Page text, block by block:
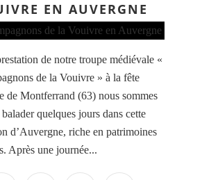
EN AUVERGNE
de notre troupe médiévale «
de la Vouivre » à la fête
de Montferrand (63) nous sommes
quelques jours dans cette
d’Auvergne, riche en patrimoines
Après une journée...